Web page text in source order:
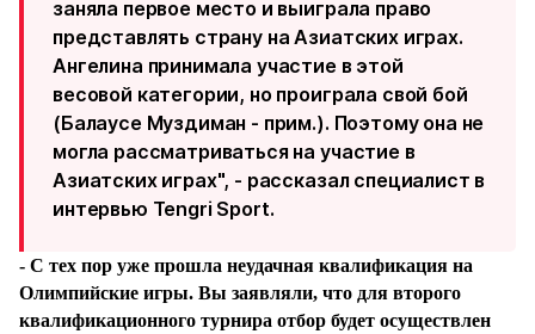
заняла первое место и выиграла право
представлять страну на Азиатских играх.
Ангелина принимала участие в этой
весовой категории, но проиграла свой бой
(Балаусе Муздиман - прим.). Поэтому она не
могла рассматриваться на участие в
Азиатских играх", - рассказал специалист в
интервью Tengri Sport.
- С тех пор уже прошла неудачная квалификация на
Олимпийские игры. Вы заявляли, что для второго
квалификационного турнира отбор будет осуществлен